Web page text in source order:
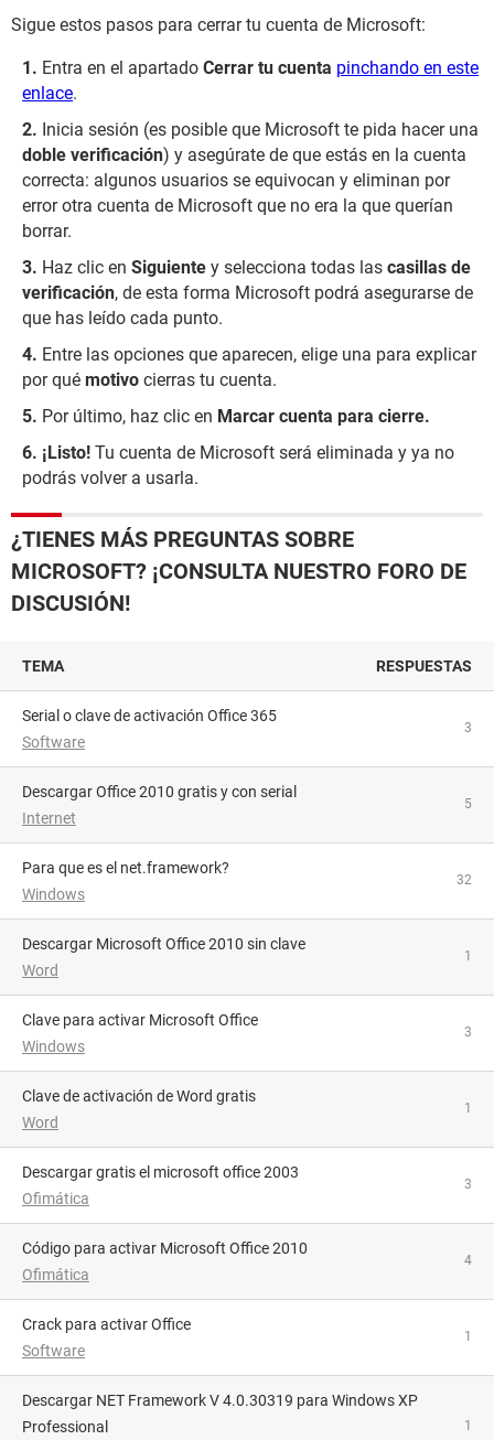
Sigue estos pasos para cerrar tu cuenta de Microsoft:
Entra en el apartado Cerrar tu cuenta pinchando en este
enlace.
Inicia sesión (es posible que Microsoft te pida hacer una
doble verificación) y asegúrate de que estás en la cuenta
correcta: algunos usuarios se equivocan y eliminan por
error otra cuenta de Microsoft que no era la que querían
borrar.
Haz clic en Siguiente y selecciona todas las casillas de
verificación, de esta forma Microsoft podrá asegurarse de
que has leído cada punto.
Entre las opciones que aparecen, elige una para explicar
por qué motivo cierras tu cuenta.
Por último, haz clic en Marcar cuenta para cierre.
¡Listo! Tu cuenta de Microsoft será eliminada y ya no
podrás volver a usarla.
¿TIENES MÁS PREGUNTAS SOBRE
MICROSOFT? ¡CONSULTA NUESTRO FORO DE
DISCUSIÓN!
TEMA RESPUESTAS
Serial o clave de activación Office 365
Software
3
Descargar Office 2010 gratis y con serial
Internet
5
para que es el net.framework?
Windows
32
Descargar Microsoft Office 2010 sin clave
Word
1
Clave para activar Microsoft Office
Windows
3
Clave de activación de Word gratis
Word
1
descargar gratis el microsoft office 2003
Ofimática
3
Código para activar Microsoft Office 2010
Ofimática
4
Crack para activar Office
Software
1
Descargar NET Framework V 4.0.30319 para Windows XP
Professional
1